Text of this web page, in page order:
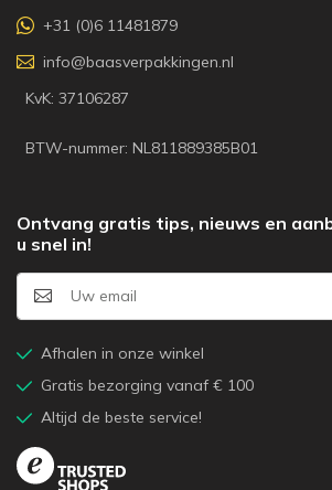
+31 (0)6 11481879
info@baasverpakkingen.nl
KvK: 37106287
BTW-nummer: NL811889385B01
Ontvang gratis tips, nieuws en
u snel in!
Afhalen in onze winkel
Gratis bezorging vanaf € 100
Altijd de beste service!